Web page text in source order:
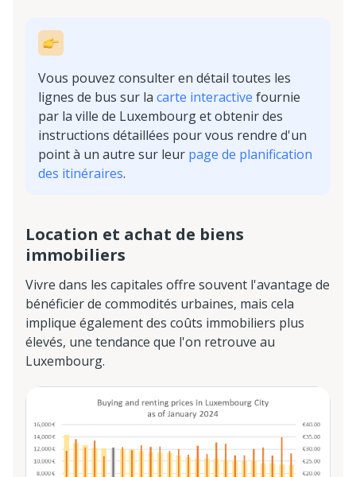
Vous pouvez consulter en détail toutes les
lignes de bus sur la carte interactive fournie
par la ville de Luxembourg et obtenir des
instructions détaillées pour vous rendre d'un
point à un autre sur leur page de planification
des itinéraires.
Location et achat de biens
immobiliers
Vivre dans les capitales offre souvent l'avantage de
bénéficier de commodités urbaines, mais cela
implique également des coûts immobiliers plus
élevés, une tendance que l'on retrouve au
Luxembourg.